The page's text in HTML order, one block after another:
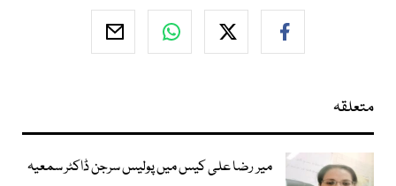
متعلقہ
میر رضا علی کیس میں پولیس سرجن ڈاکٹر سمعیہ